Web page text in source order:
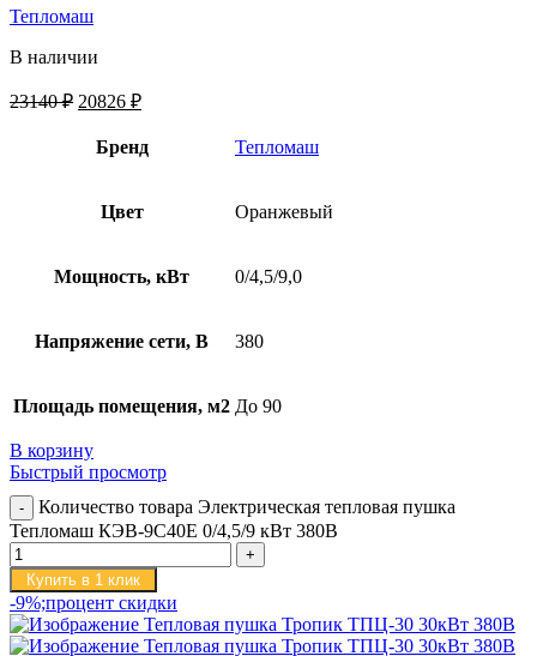
Тепломаш
В наличии
23140₽ 20826 ₽
Бренд Тепломаш
Цвет Оранжевый
Мощность, кВт 0/4,5/9,0
Напряжение сети, В 380
Площадь помещения, м2 До 90
В корзину
Быстрый просмотр
Количество товара Электрическая тепловая пушка
Тепломаш КЭВ-9С40Е 0/4,5/9 кВт 380В
Купить в 1 клик
-9%;процент скидки